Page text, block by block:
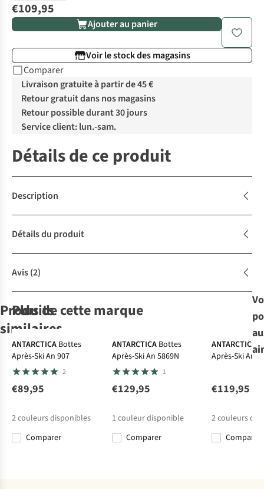
€109,95
Ajouter au panier
Voir le stock des magasins
Comparer
Livraison gratuite à partir de 45 €
Retour gratuit dans nos magasins
Retour possible durant 30 jours
Service client: lun.-sam.
Détails de ce produit
Description
Détails du produit
Avis(2)
Produits
similaires
ANTARCTICA
Bottes Après-
Ski An 8811
Roxy Bottes
Après-Ski Alyah
Roxy
Bottes
Après-Ski Allyx
-30%
Sorel
Bottes
Après-Ski
Torino™ V Tall
Wp
€129,50
Plus de cette marque
ANTARCTICA Bottes
Après-Ski An 907
2
€89,95
2couleurs disponibles
Comparer
ANTARCTICA Bottes
Après-Ski An 5869N
1
€129,95
1 couleur disponible
Comparer
ANTARCTICA
Après-Ski An
€119,95
2couleurs
%
Comparer